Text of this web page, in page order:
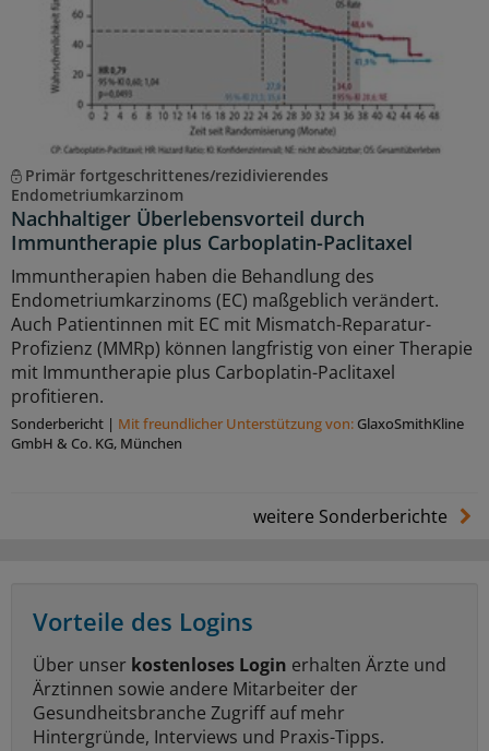
Primär fortgeschrittenes/rezidivierendes
Endometriumkarzinom
Nachhaltiger Überlebensvorteil durch
Immuntherapie plus Carboplatin-Paclitaxel
Immuntherapien haben die Behandlung des
Endometriumkarzinoms (EC) maßgeblich verändert.
Auch Patientinnen mit EC mit Mismatch-Reparatur-
Profizienz (MMRp) können langfristig von einer Therapie
mit Immuntherapie plus Carboplatin-Paclitaxel
profitieren.
Sonderbericht | Mit freundlicher Unterstützung von: GlaxoSmithKline
GmbH & Co. KG, München
weitere Sonderberichte
Vorteile des Logins
Über unser kostenloses Login erhalten Ärzte und
Ärztinnen sowie andere Mitarbeiter der
Gesundheitsbranche Zugriff auf mehr
Hintergründe, Interviews und Praxis-Tipps.